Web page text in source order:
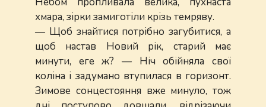
хмара, зірки замиготіли крізь темряву.
— Щоб знайтися потрібно загубитися, а
щоб настав Новий рік, старий має
минути, еге ж? — Ніч обійняла свої
коліна і задумано втупилася в горизонт.
Зимове сонцестояння вже минуло, тож